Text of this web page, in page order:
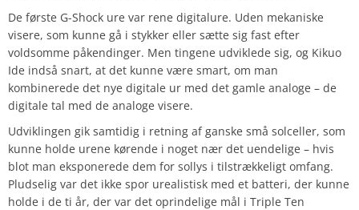
De første G-Shock ure var rene digitalure. Uden mekaniske
visere, som kunne gå i stykker eller sætte sig fast efter
voldsomme påkendinger. Men tingene udviklede sig, og Kikuo
Ide indså snart, at det kunne være smart, om man
kombinerede det nye digitale ur med det gamle analoge – de
digitale tal med de analoge visere.
Udviklingen gik samtidig i retning af ganske små solceller, som
kunne holde urene kørende i noget nær det uendelige – hvis
blot man eksponerede dem for sollys i tilstrækkeligt omfang.
Pludselig var det ikke spor urealistisk med et batteri, der kunne
holde i de ti år, der var det oprindelige mål i Triple Ten